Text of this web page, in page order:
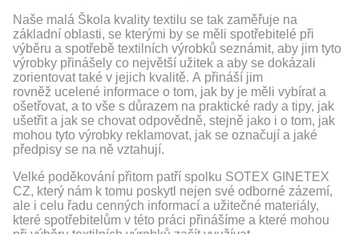
Naše malá Škola kvality textilu se tak zaměřuje na
základní oblasti, se kterými by se měli spotřebitelé při
výběru a spotřebě textilních výrobků seznámit, aby jim tyto
výrobky přinášely co největší užitek a aby se dokázali
zorientovat také v jejich kvalitě. A přináší jim
rovněž ucelené informace o tom, jak by je měli vybírat a
ošetřovat, a to vše s důrazem na praktické rady a tipy, jak
ušetřit a jak se chovat odpovědně, stejně jako i o tom, jak
mohou tyto výrobky reklamovat, jak se označují a jaké
předpisy se na ně vztahují.
Velké poděkování přitom patří spolku SOTEX GINETEX
CZ, který nám k tomu poskytl nejen své odborné zázemí,
ale i celu řadu cenných informací a užitečné materiály,
které spotřebitelům v této práci přinášíme a které mohou